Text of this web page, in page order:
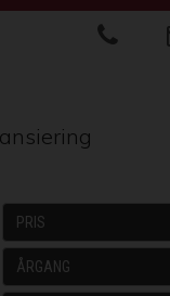
PRIS
ÅRGANG